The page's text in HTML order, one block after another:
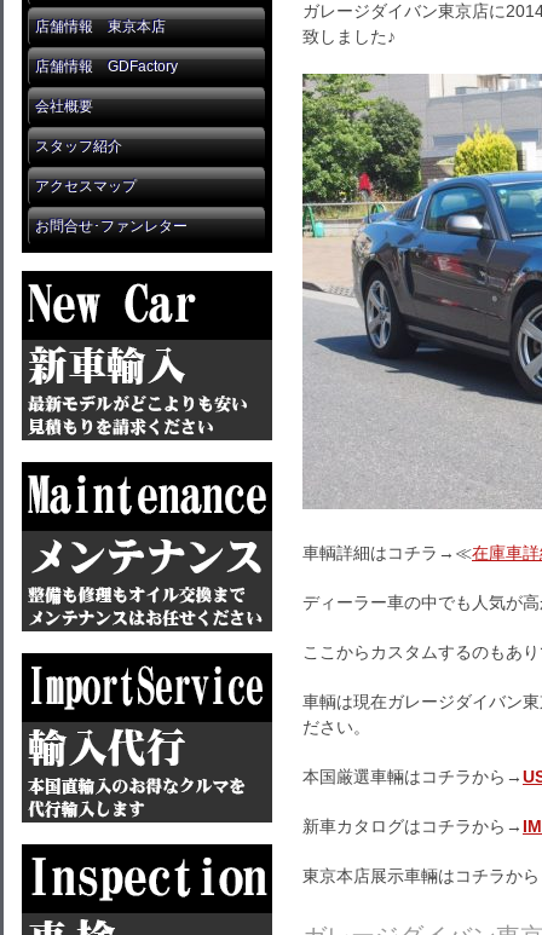
店舗情報 東京本店
店舗情報 GDFactory
会社概要
スタッフ紹介
アクセスマップ
お問合せ･ファンレター
ガレージダイバン東京店に
致しました♪
車輌詳細はコチラ→≪在庫車
ディーラー車の中でも人気が
ここからカスタムするのもあ
車輌は現在ガレージダイバン
ださい。
本国厳選車輛はコチラから→
新車カタログはコチラから→
東京本店展示車輛はコチラか